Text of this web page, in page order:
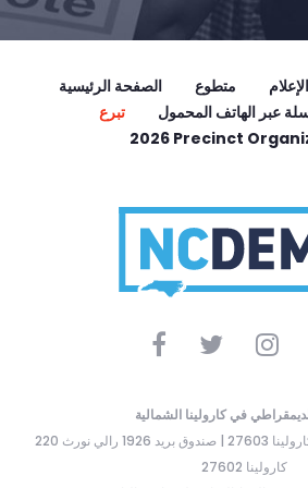
الصفحة الرئيسية متطوع
تبرع
عبر الهاتف المحمول
2026 Precinct
في كارولينا الشمالية
220 شارع هيلزبره رالي، نورث كارولينا 27603 | صندوق بريد 1926 رالي نورث
كارولينا 27602